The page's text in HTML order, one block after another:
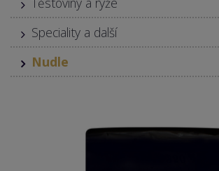
Speciality a další
Nudle